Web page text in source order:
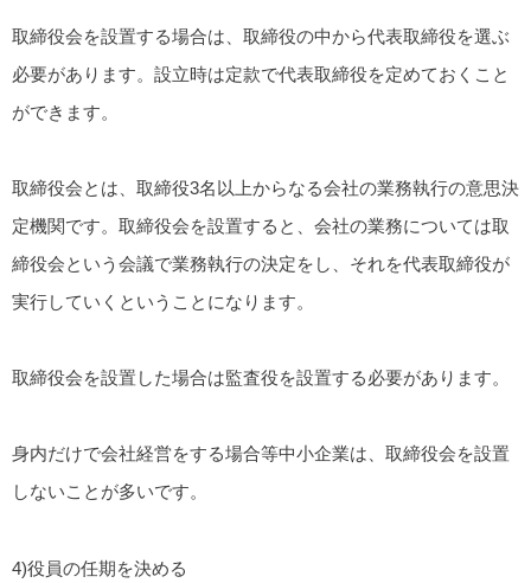
取締役会を設置する場合は、取締役の中から代表取締役を選ぶ
必要があります。設立時は定款で代表取締役を定めておくこと
ができます。
取締役会とは、取締役3名以上からなる会社の業務執行の意思決
定機関です。取締役会を設置すると、会社の業務については取
締役会という会議で業務執行の決定をし、それを代表取締役が
実行していくということになります。
取締役会を設置した場合は監査役を設置する必要があります。
身内だけで会社経営をする場合等中小企業は、取締役会を設置
しないことが多いです。
4)役員の任期を決める